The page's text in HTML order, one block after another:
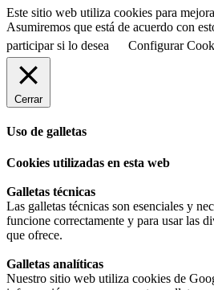
Este sitio web utiliza cookies para
Asumiremos que está de acuerdo con
participar si lo desea
Configurar
Cerrar
Uso de galletas
Cookies utilizadas en esta web
Galletas técnicas
Las galletas técnicas son esenciales y
funcione correctamente y para usar las
que ofrece.
Galletas analíticas
Nuestro sitio web utiliza cookies de